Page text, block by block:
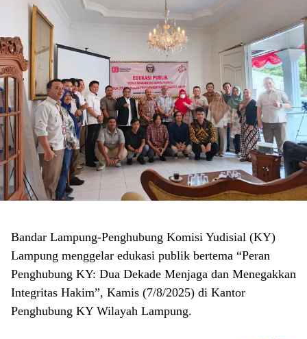
Bandar Lampung-Penghubung Komisi Yudisial (KY)
Lampung menggelar edukasi publik bertema “Peran
Penghubung KY: Dua Dekade Menjaga dan Menegakkan
Integritas Hakim”, Kamis (7/8/2025) di Kantor
Penghubung KY Wilayah Lampung.